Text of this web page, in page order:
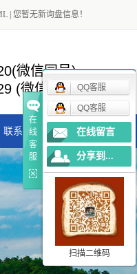
您暂无新询盘信息！
微信同号)
(微信同号)
联系我们
在
线
客
服
QQ客服
QQ客服
在线留言
分享到...
扫描二维码